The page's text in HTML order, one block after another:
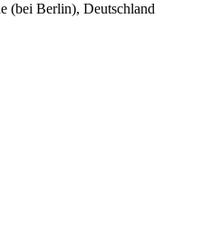
(bei Berlin), Deutschland